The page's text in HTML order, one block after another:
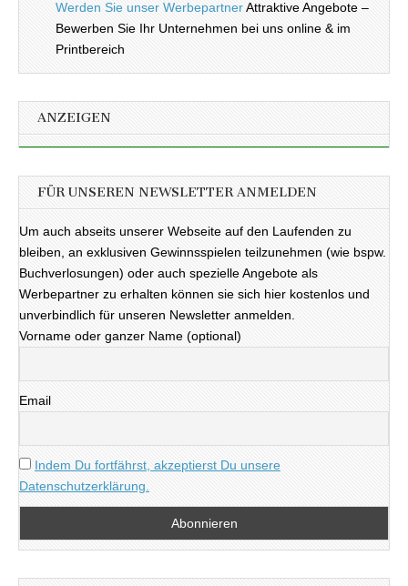
Werden Sie unser WerbepartnerAttraktive Angebote –
Bewerben Sie Ihr Unternehmen bei uns online & im
Printbereich
ANZEIGEN
FÜR UNSEREN NEWSLETTER ANMELDEN
Um auch abseits unserer Webseite auf den Laufenden zu
bleiben, an exklusiven Gewinnsspielen teilzunehmen (wie bspw.
Buchverlosungen) oder auch spezielle Angebote als
Werbepartner zu erhalten können sie sich hier kostenlos und
unverbindlich für unseren Newsletter anmelden.
Vorname oder ganzer Name (optional)
Email
Indem Du fortfährst, akzeptierst Du unsere
Datenschutzerklärung.